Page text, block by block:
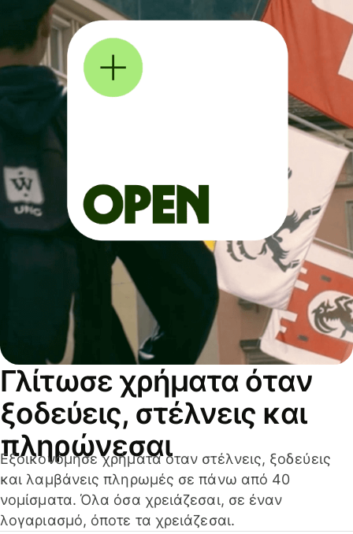
Γλίτωσε χρήματα όταν
ξοδεύεις, στέλνεις και
πληρώνεσαι
Εξοικονόμησε χρήματα όταν στέλνεις, ξοδεύεις
και λαμβάνεις πληρωμές σε πάνω από 40
νομίσματα. Όλα όσα χρειάζεσαι, σε έναν
λογαριασμό, όποτε τα χρειάζεσαι.